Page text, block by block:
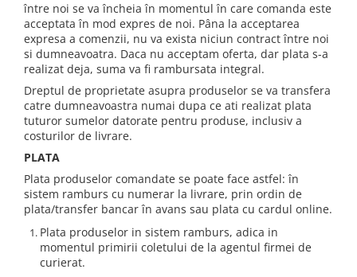
între noi se va încheia în momentul în care comanda este
acceptata în mod expres de noi. Pâna la acceptarea
expresa a comenzii, nu va exista niciun contract între noi
si dumneavoatra. Daca nu acceptam oferta, dar plata s-a
realizat deja, suma va fi rambursata integral.
Dreptul de proprietate asupra produselor se va transfera
catre dumneavoastra numai dupa ce ati realizat plata
tuturor sumelor datorate pentru produse, inclusiv a
costurilor de livrare.
PLATA
Plata produselor comandate se poate face astfel: în
sistem ramburs cu numerar la livrare, prin ordin de
plata/transfer bancar în avans sau plata cu cardul online.
Plata produselor in sistem ramburs, adica in
momentul primirii coletului de la agentul firmei de
curierat.